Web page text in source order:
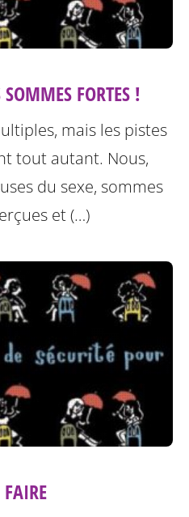
FORTES !
mais les pistes
tout autant. Nous,
du sexe, sommes
et (…)